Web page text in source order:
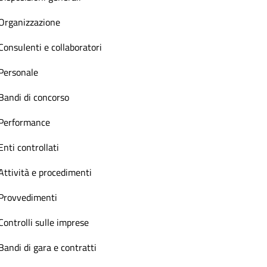
e collaboratori
di concorso
controllati
e procedimenti
sulle imprese
di gara e contratti